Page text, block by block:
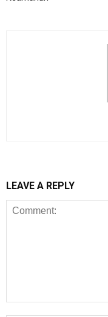
LEAVE A REPLY